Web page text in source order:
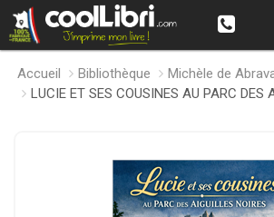
Accueil Bibliothèque
Michèle de
LUCIE ET SES COUSINES AU PARC DES